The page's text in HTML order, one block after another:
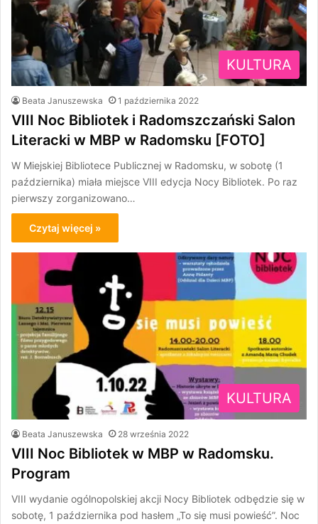
KULTURA
Beata Januszewska 1 października 2022
VIII Noc Bibliotek i Radomszczański Salon
Literacki w MBP w Radomsku [FOTO]
W Miejskiej Bibliotece Publicznej w Radomsku, w sobotę (1
października) miała miejsce VIII edycja Nocy Bibliotek. Po raz
pierwszy zorganizowano…
Czytaj więcej »
KULTURA
Beata Januszewska 28 września 2022
VIII Noc Bibliotek w MBP w Radomsku.
Program
VIII wydanie ogólnopolskiej akcji Nocy Bibliotek odbędzie się w
sobotę, 1 października pod hasłem „To się musi powieść”. Noc